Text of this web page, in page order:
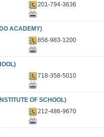
201-794-3636
ACADEMY)
856-983-1200
718-358-5010
OF SCHOOL)
212-486-9670